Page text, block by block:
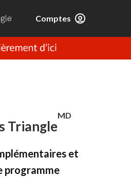
Comptes
Triangle
MD
et
programme